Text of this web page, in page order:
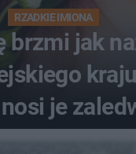
RZADKIE IMIONA
brzmi jak
je
kobiety